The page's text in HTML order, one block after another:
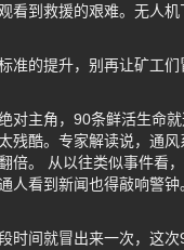
看到救援的艰难。无人
准的提升，别再让矿工们
对主角，90条鲜活生命
残酷。专家解读说，通
倍。 从以往类似事件看
人看到新闻也得敲响警
时间就冒出来一次，这